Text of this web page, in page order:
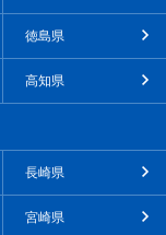
徳島県
高知県
長崎県
宮崎県